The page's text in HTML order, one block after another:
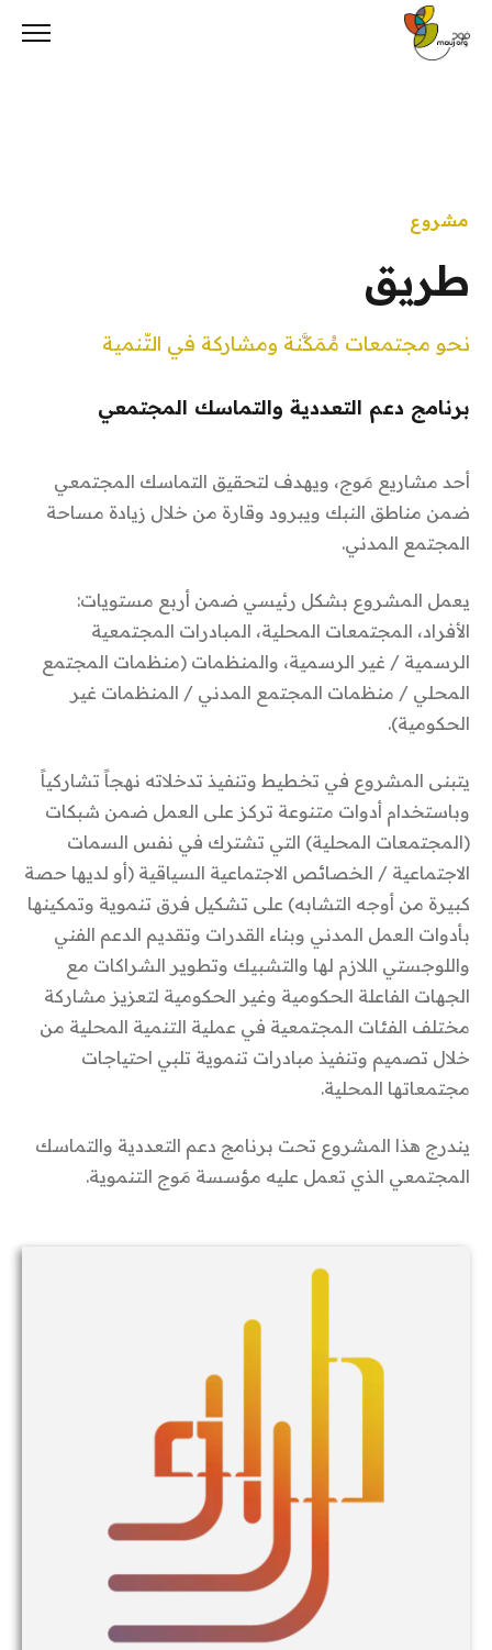
مشروع
طريق
نحو مجتمعات مُمَكَّنة ومشاركة في التّنمية
برنامج دعم التعددية والتماسك المجتمعي
أحد مشاريع مَوج، ويهدف لتحقيق التماسك المجتمعي
ضمن مناطق النبك ويبرود وقارة من خلال زيادة مساحة
المجتمع المدني.
يعمل المشروع بشكل رئيسي ضمن أربع مستويات:
الأفراد، المجتمعات المحلية، المبادرات المجتمعية
الرسمية / غير الرسمية، والمنظمات (منظمات المجتمع
المحلي / منظمات المجتمع المدني / المنظمات غير
الحكومية).
يتبنى المشروع في تخطيط وتنفيذ تدخلاته نهجاً تشاركياً
وباستخدام أدوات متنوعة تركز على العمل ضمن شبكات
(المجتمعات المحلية) التي تشترك في نفس السمات
الاجتماعية / الخصائص الاجتماعية السياقية (أو لديها حصة
كبيرة من أوجه التشابه) على تشكيل فرق تنموية وتمكينها
بأدوات العمل المدني وبناء القدرات وتقديم الدعم الفني
واللوجستي اللازم لها والتشبيك وتطوير الشراكات مع
الجهات الفاعلة الحكومية وغير الحكومية لتعزيز مشاركة
مختلف الفئات المجتمعية في عملية التنمية المحلية من
خلال تصميم وتنفيذ مبادرات تنموية تلبي احتياجات
مجتمعاتها المحلية.
يندرج هذا المشروع تحت برنامج دعم التعددية والتماسك
المجتمعي الذي تعمل عليه مؤسسة مَوج التنموية.